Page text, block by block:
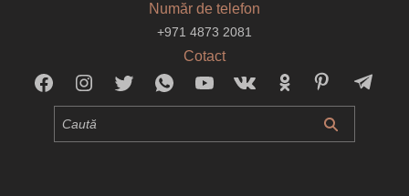
Număr de telefon
+971 4873 2081
Cotact